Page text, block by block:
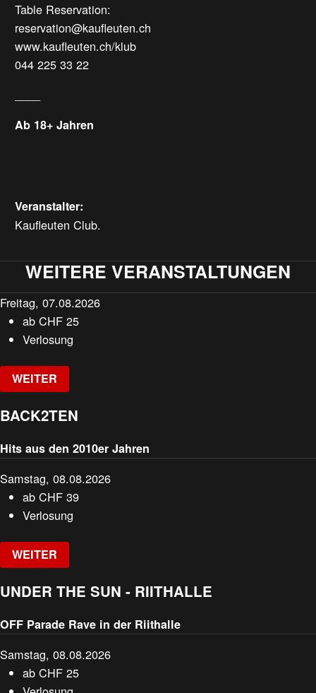
Table Reservation:
reservation@kaufleuten.ch
www.kaufleuten.ch/klub
044 225 33 22
Ab 18+ Jahren
Veranstalter:
Kaufleuten Club.
WEITERE VERANSTALTUNGEN
Freitag, 07.08.2026
abCHF 25
Verlosung
WEITER
BACK2TEN
Hits aus den 2010er Jahren
Samstag, 08.08.2026
abCHF 39
Verlosung
WEITER
UNDER THE SUN - RIITHALLE
OFF Parade Rave in der Riithalle
Samstag, 08.08.2026
abCHF 25